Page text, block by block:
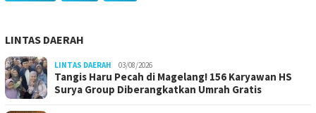
LINTAS DAERAH
LINTAS DAERAH 03/08/2026
Tangis Haru Pecah di Magelang! 156 Karyawan HS
Surya Group Diberangkatkan Umrah Gratis